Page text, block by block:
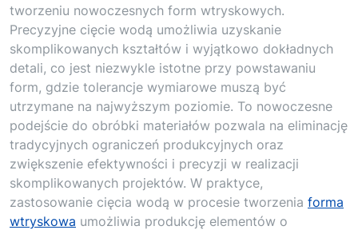
tworzeniu nowoczesnych form wtryskowych.
Precyzyjne cięcie wodą umożliwia uzyskanie
skomplikowanych kształtów i wyjątkowo dokładnych
detali, co jest niezwykle istotne przy powstawaniu
form, gdzie tolerancje wymiarowe muszą być
utrzymane na najwyższym poziomie. To nowoczesne
podejście do obróbki materiałów pozwala na eliminację
tradycyjnych ograniczeń produkcyjnych oraz
zwiększenie efektywności i precyzji w realizacji
skomplikowanych projektów. W praktyce,
zastosowanie cięcia wodą w procesie tworzenia forma
wtryskowa umożliwia produkcję elementów o